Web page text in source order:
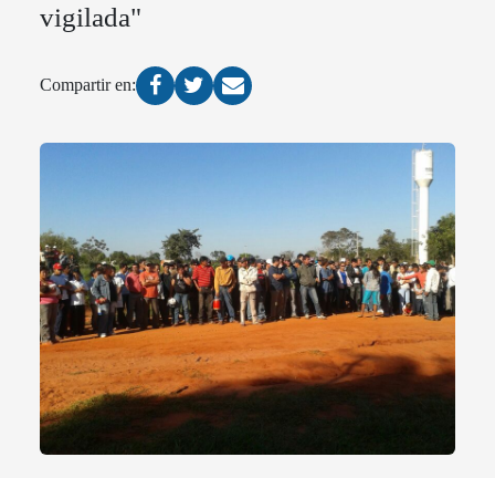
vigilada"
Compartir en: